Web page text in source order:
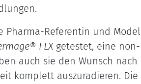
Pharma-Referentin und Model
® FLXgetestet, eine non-
auch sie den Wunsch nach
komplett auszuradieren. Die